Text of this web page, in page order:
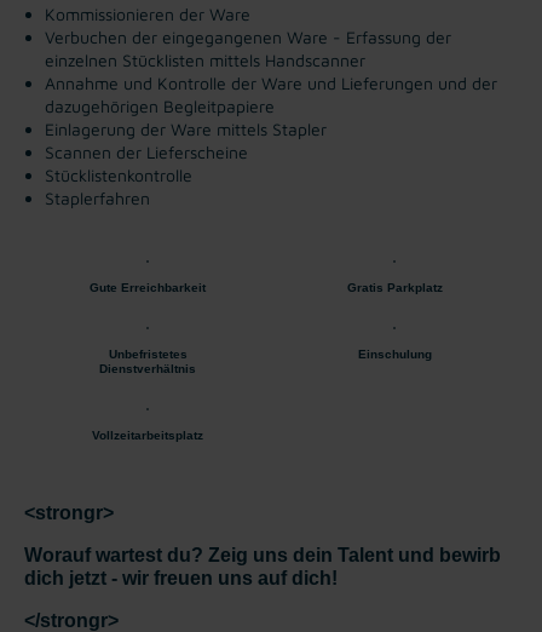
Kommissionieren der Ware
Verbuchen der eingegangenen Ware - Erfassung der
einzelnen Stücklisten mittels Handscanner
Annahme und Kontrolle der Ware und Lieferungen und der
dazugehörigen Begleitpapiere
Einlagerung der Ware mittels Stapler
Scannen der Lieferscheine
Stücklistenkontrolle
Staplerfahren
Gute Erreichbarkeit Gratis Parkplatz
Unbefristetes
Dienstverhältnis
Einschulung
Vollzeitarbeitsplatz
<strongr>
Worauf wartest du? Zeig uns dein Talent und bewirb
dich jetzt - wir freuen uns auf dich!
</strongr>